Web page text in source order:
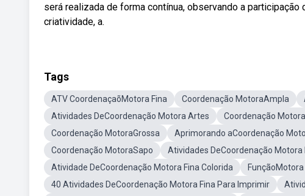
será realizada de forma contínua, observando a
criatividade, a.
Tags
ATV CoordenaçaõMotora Fina Coordenação MotoraAmpla
Atividades DeCoordenação Motora Artes
Coordenação
Coordenação MotoraGrossa
Aprimorando aCoordenação
Coordenação MotoraSapo
Atividades DeCoordenação Motora
Atividade DeCoordenação Motora Fina Colorida
FunçãoMotora
40 Atividades DeCoordenação Motora Fina Para Imprimir